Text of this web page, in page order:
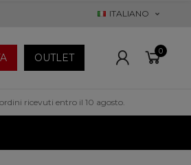
ITALIANO
OUTLET
0
ricevuti entro il 10 agosto.